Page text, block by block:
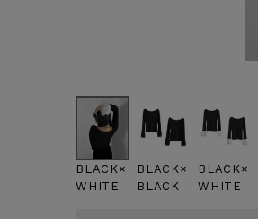
BLACK×
WHITE
BLACK×
BLACK
BLACK×
WHITE